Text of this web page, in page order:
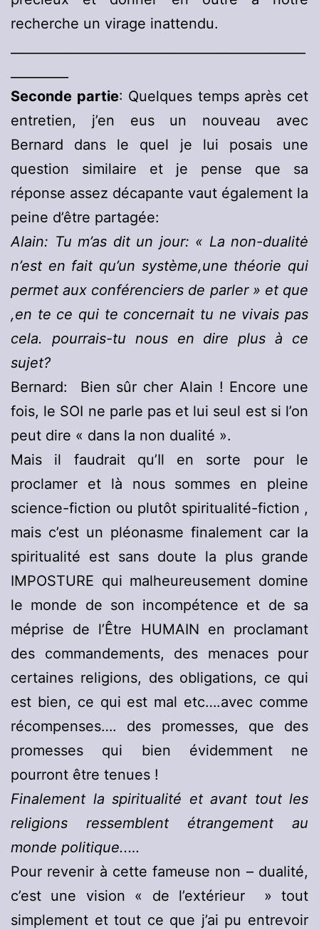
recherche un virage inattendu.
Seconde partie: Quelques temps après cet
entretien, j’en eus un nouveau avec
Bernard dans le quel je lui posais une
question similaire et je pense que sa
réponse assez décapante vaut également la
peine d’être partagée:
Alain: Tu m’as dit un jour: « La non-dualitė
n’est en fait qu’un système,une théorie qui
permet aux conférenciers de parler » et que
,en te ce qui te concernait tu ne vivais pas
cela. pourrais-tu nous en dire plus à ce
sujet?
Bernard: Bien sûr cher Alain ! Encore une
fois, le SOI ne parle pas et lui seul est si l’on
peut dire « dans la non dualité ».
Mais il faudrait qu’Il en sorte pour le
proclamer et là nous sommes en pleine
science-fiction ou plutôt spiritualité-fiction ,
mais c’est un pléonasme finalement car la
spiritualité est sans doute la plus grande
IMPOSTURE qui malheureusement domine
le monde de son incompétence et de sa
méprise de l’Être HUMAIN en proclamant
des commandements, des menaces pour
certaines religions, des obligations, ce qui
est bien, ce qui est mal etc….avec comme
récompenses…. des promesses, que des
promesses qui bien évidemment ne
pourront être tenues !
Finalement la spiritualité et avant tout les
religions ressemblent étrangement au
monde politique..…
Pour revenir à cette fameuse non – dualité,
c’est une vision « de l’extérieur » tout
simplement et tout ce que j’ai pu entrevoir